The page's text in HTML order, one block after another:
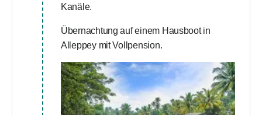
Kanäle.
Übernachtung auf einem Hausboot in
Alleppey mit Vollpension.